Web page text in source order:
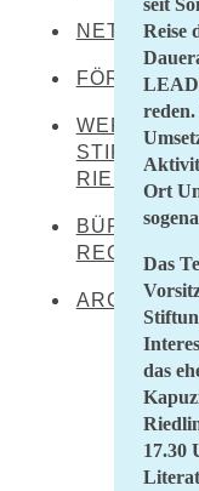
Meßkirch
Oberstadion
Obermarchtal
Riedlingen
Rottenacker
Wilflingen
Werner
Martin
Franz Carl
Ernst Jünger
Christoph
Sebastian
Abraham a
Clara
FÖRDERER
Literaturland
Württemberg
Förderverein
LEADER
LEADER
Zentrum für
Teilhabe
Lernende
WERNER
STIFTUNG
RIEDLINGEN
BÜRO FÜR
ARCHIV
Waldburg
Reise
Ort
Das
das
17.30